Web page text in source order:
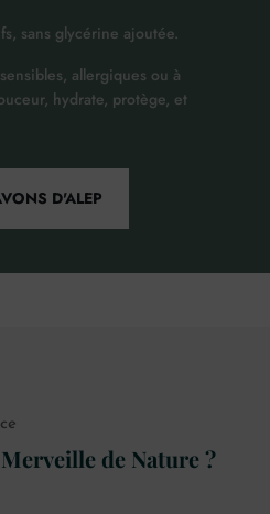
sans glycérine ajoutée.
allergiques ou à
hydrate, protège, et
D'ALEP
de Nature ?